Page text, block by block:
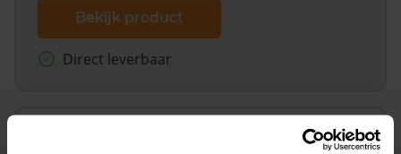
Bekijk product
Direct leverbaar
Koopsommenoverzicht (1 jaar gratis